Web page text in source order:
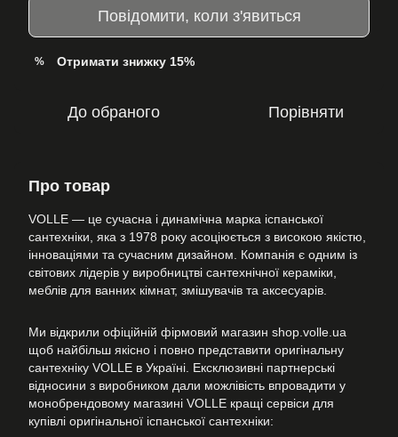
Повідомити, коли з'явиться
% Отримати знижку 15%
До обраного Порівняти
Про товар
VOLLE — це сучасна і динамічна марка іспанської
сантехніки, яка з 1978 року асоціюється з високою якістю,
інноваціями та сучасним дизайном. Компанія є одним із
світових лідерів у виробництві сантехнічної кераміки,
меблів для ванних кімнат, змішувачів та аксесуарів.
Ми відкрили офіційній фірмовий магазин shop.volle.ua
щоб найбільш якісно і повно представити оригінальну
сантехніку VOLLE в Україні. Ексклюзивні партнерські
відносини з виробником дали можлівість впровадити у
монобрендовому магазині VOLLE кращі сервіси для
купівлі оригінальної іспанської сантехніки: